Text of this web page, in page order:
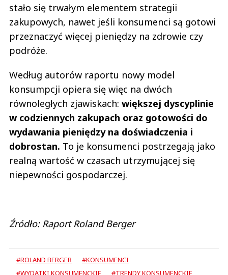
stało się trwałym elementem strategii
zakupowych, nawet jeśli konsumenci są gotowi
przeznaczyć więcej pieniędzy na zdrowie czy
podróże.
Według autorów raportu nowy model
konsumpcji opiera się więc na dwóch
równoległych zjawiskach: większej dyscyplinie
w codziennych zakupach oraz gotowości do
wydawania pieniędzy na doświadczenia i
dobrostan. To je konsumenci postrzegają jako
realną wartość w czasach utrzymującej się
niepewności gospodarczej.
Źródło: Raport Roland Berger
#ROLAND BERGER
#KONSUMENCI
#WYDATKI KONSUMENCKIE
#TRENDY KONSUMENCKIE